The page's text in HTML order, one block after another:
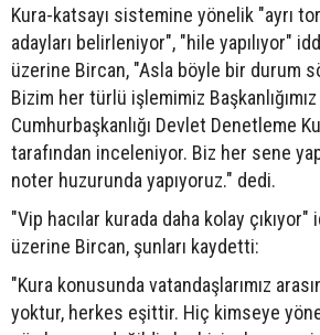
Kura-katsayı sistemine yönelik "ayrı
adayları belirleniyor", "hile yapılıyor"
üzerine Bircan, "Asla böyle bir durum
Bizim her türlü işlemimiz
Cumhurbaşkanlığı Devlet Denetleme
tarafından inceleniyor. Biz her sene
noter huzurunda yapıyoruz." dedi.
"Vip hacılar kurada daha kolay çıkıyor"
üzerine Bircan, şunları kaydetti:
"Kura konusunda vatandaşlarımız
yoktur, herkes eşittir. Hiç kimseye